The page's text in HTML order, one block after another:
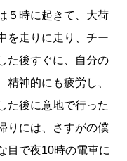
５時に起きて、大荷
を走りに走り、チー
た後すぐに、自分の
精神的にも疲労し、
た後に意地で行った
りには、さすがの僕
目で夜10時の電車に